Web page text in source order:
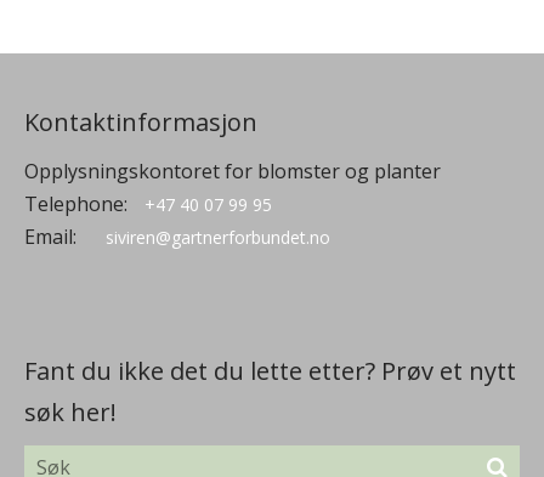
Kontaktinformasjon
Opplysningskontoret for blomster og planter
Telephone:
+47 40 07 99 95
Email: siviren@gartnerforbundet.no
Fant du ikke det du lette etter? Prøv et nytt
søk her!